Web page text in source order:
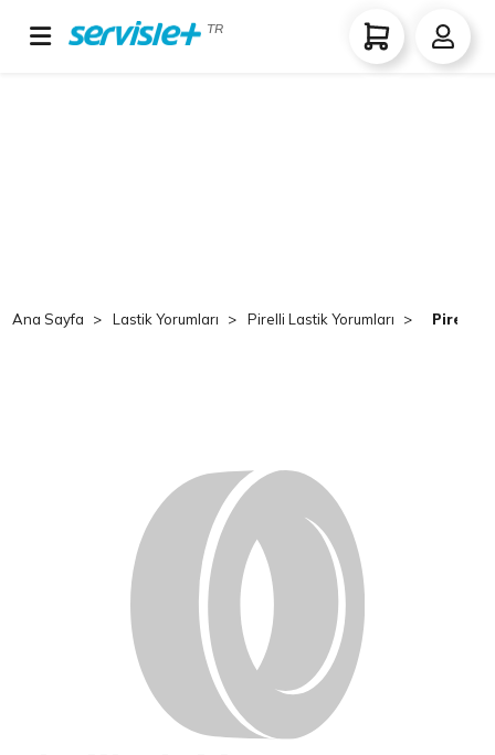
TR
Ana Sayfa Lastik Yorumları Pirelli Lastik Yorumları Pirelli